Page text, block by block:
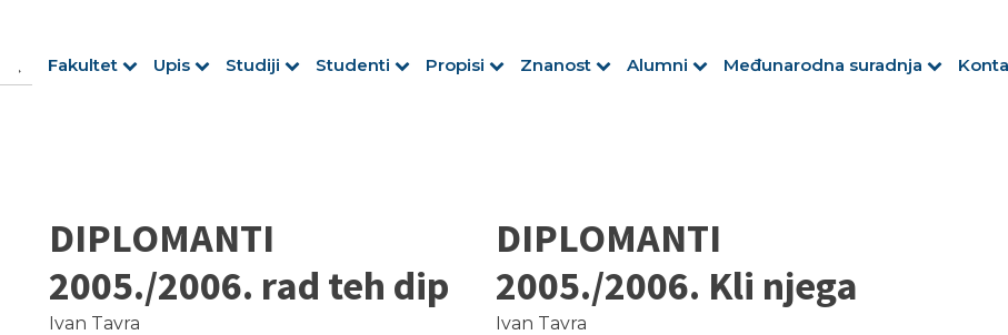
for:
Fakultet Upis Studiji Studenti Propisi Znanost Alumni Međunarodna suradnja
DIPLOMANTI
2005./2006. rad teh dip
Ivan Tavra
DIPLOMANTI
2005./2006. Kli njega
Ivan Tavra